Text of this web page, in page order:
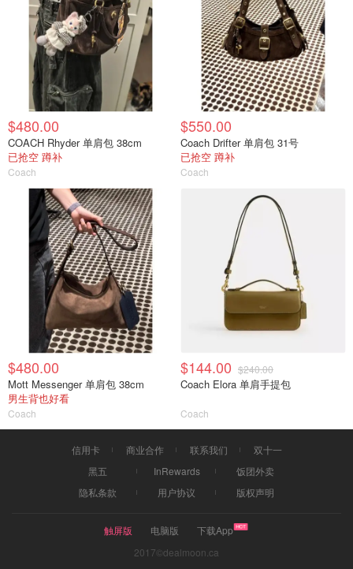
$480.00
COACH Rhyder 单肩包 38cm
已抢空 蹲补
Coach
$550.00
Coach Drifter 单肩包 31号
已抢空 蹲补
Coach
$480.00
Mott Messenger 单肩包 38cm
男生背也好看
Coach
$144.00 $240.00
Coach Elora 单肩手提包
Coach
信用卡 商业合作 联系我们
双十一
黑五
InRewards
饭团外卖
隐私条款
用户协议 版权声明
触屏版 电脑版
下载App
2017©dealmoon.ca